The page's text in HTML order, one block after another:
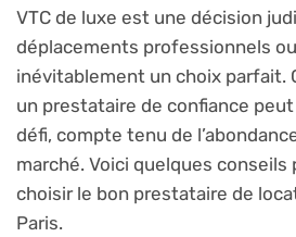
VTC de luxe est une décision
déplacements professionnels
inévitablement un choix parfait.
un prestataire de confiance peut
défi, compte tenu de
marché. Voici quelques conseils
choisir le bon prestataire de
Paris.